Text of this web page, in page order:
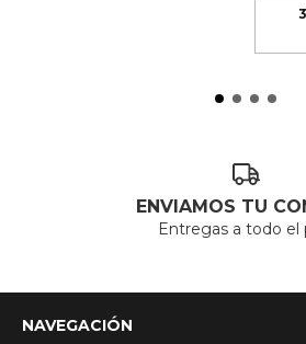
3
ENVIAMOS TU
Entregas a todo el
NAVEGACIÓN